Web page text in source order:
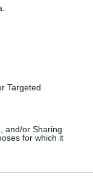
Targeted
and/or Sharing
for which it